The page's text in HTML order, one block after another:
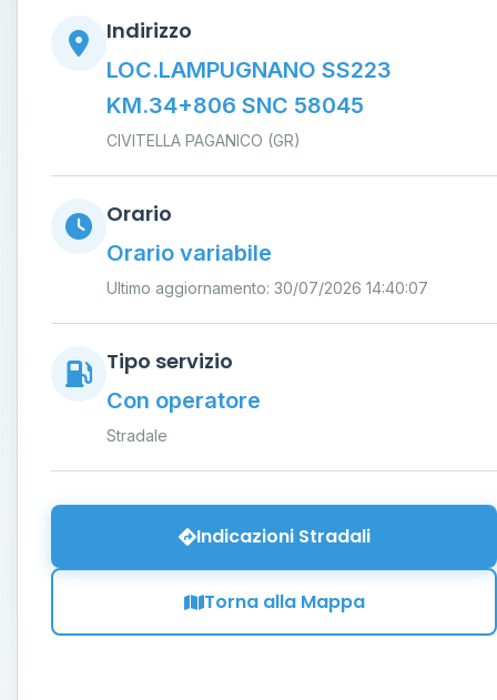
Indirizzo
LOC.LAMPUGNANO SS223
KM.34+806 SNC 58045
CIVITELLA PAGANICO (GR)
Orario
Orario variabile
Ultimo aggiornamento: 30/07/2026 14:40:07
Tipo servizio
Con operatore
Stradale
Indicazioni Stradali
Torna alla Mappa